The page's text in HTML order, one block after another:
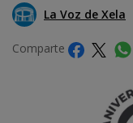
La Voz de Xela
Comparte